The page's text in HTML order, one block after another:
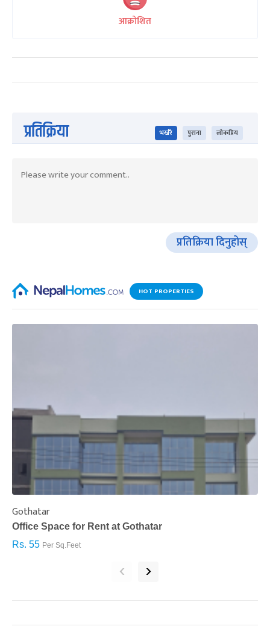
आक्रोशित
प्रतिक्रिया भर्खरै पुराना लोकप्रिय
प्रतिक्रिया दिनुहोस्
HOT PROPERTIES
Gothatar
Office Space for Rent at Gothatar
Rs. 55 Per Sq.Feet
‹ ›